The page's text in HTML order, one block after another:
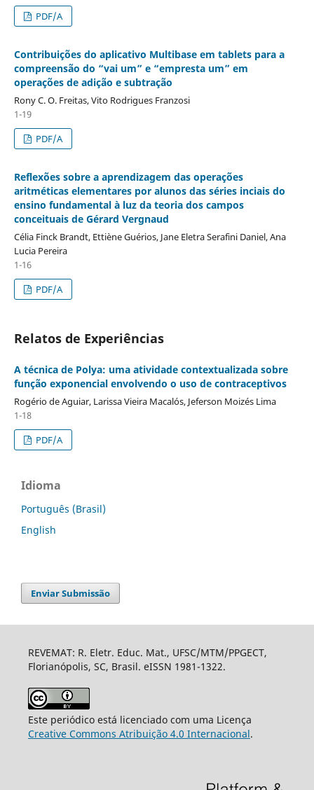
PDF/A
Contribuições do aplicativo Multibase em tablets para a
compreensão do “vai um” e “empresta um” em
operações de adição e subtração
Rony C. O. Freitas, Vito Rodrigues Franzosi
1-19
PDF/A
Reflexões sobre a aprendizagem das operações
aritméticas elementares por alunos das séries inciais do
ensino fundamental à luz da teoria dos campos
conceituais de Gérard Vergnaud
Célia Finck Brandt, Ettiène Guérios, Jane Eletra Serafini Daniel, Ana
Lucia Pereira
1-16
PDF/A
Relatos de Experiências
A técnica de Polya: uma atividade contextualizada sobre
função exponencial envolvendo o uso de contraceptivos
Rogério de Aguiar, Larissa Vieira Macalós, Jeferson Moizés Lima
1-18
PDF/A
Idioma
Português (Brasil)
English
Enviar Submissão
REVEMAT: R. Eletr. Educ. Mat., UFSC/MTM/PPGECT,
Florianópolis, SC, Brasil. eISSN 1981-1322.
Este periódico está licenciado com uma Licença
Creative Commons Atribuição 4.0 Internacional.